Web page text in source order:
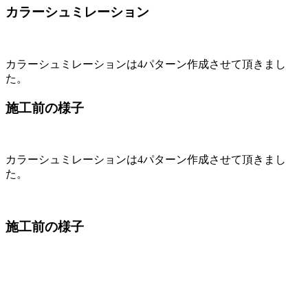
カラーシュミレーション
カラーシュミレーションは4パターン作成させて頂きまし
た。
施工前の様子
カラーシュミレーションは4パターン作成させて頂きまし
た。
施工前の様子